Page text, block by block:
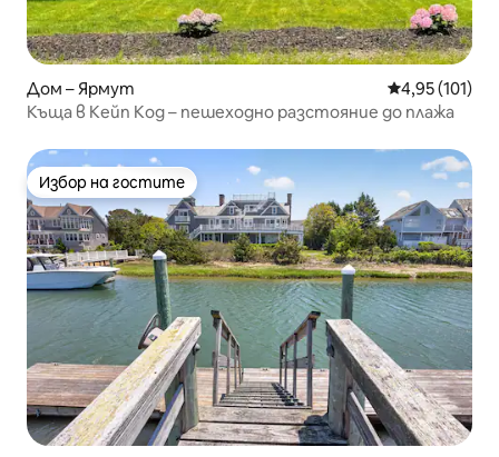
Дом – Ярмут Средна
4,95 (101)
Къща в Кейп Код – пешеходно разстояние до плажа
Избор на гостите
Избор на гостите